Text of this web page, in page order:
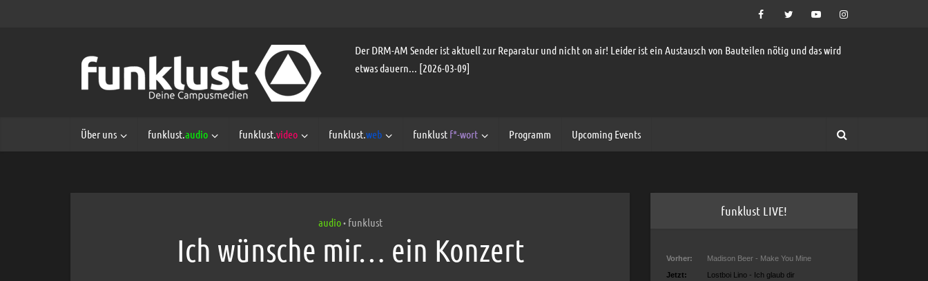
Der DRM-AM Sender ist aktuell zur Reparatur und nicht on air! Leider ist ein Austausch von Bauteilen nötig und das wird
etwas dauern... [2026-03-09]
Über uns funklust.audio funklust.video funklust.web funklust f*-wort Programm Upcoming Events
audio • funklust
Ich wünsche mir… ein Konzert
funklust LIVE!